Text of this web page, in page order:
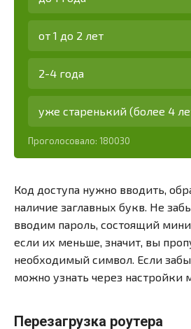
от 1 до 2 лет
2-4 года
уже старенький (более 4
Проголосовало: 180030
Код доступа нужно вводить,
наличие заглавных букв. Не
вводим пароль, состоящий
если их меньше, значит, вы
необходимый символ. Если
можно узнать через настройки
Перезагрузка роутера